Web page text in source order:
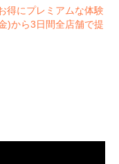
得にプレミアムな体験
)から3日間全店舗で提